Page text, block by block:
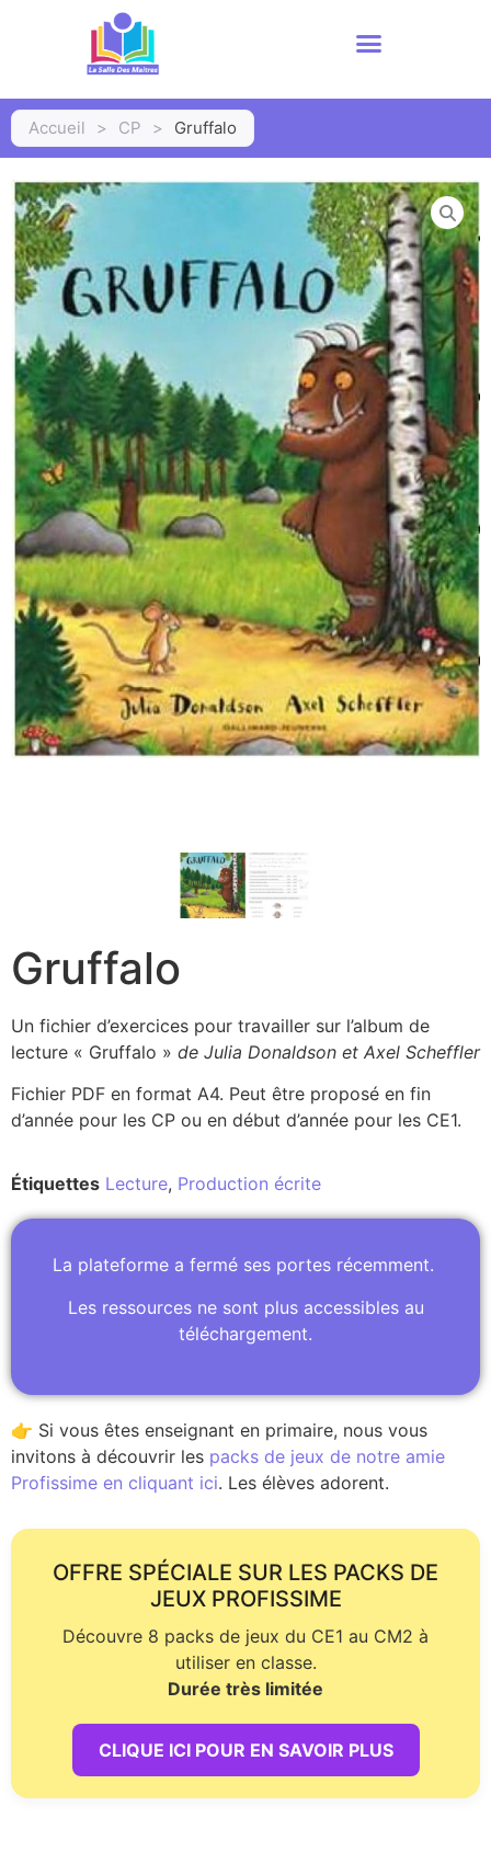
Accueil > CP > Gruffalo
Gruffalo
Un fichier d’exercices pour travailler sur l’album de
lecture « Gruffalo » de Julia Donaldson et Axel Scheffler
Fichier PDF en format A4. Peut être proposé en fin
d’année pour les CP ou en début d’année pour les CE1.
Étiquettes Lecture, Production écrite
La plateforme a fermé ses portes récemment.
Les ressources ne sont plus accessibles au
téléchargement.
👉 Si vous êtes enseignant en primaire, nous vous
invitons à découvrir les packs de jeux de notre amie
Profissime en cliquant ici. Les élèves adorent.
OFFRE SPÉCIALE SUR LES PACKS DE
JEUX PROFISSIME
Découvre 8 packs de jeux du CE1 au CM2 à
utiliser en classe.
Durée très limitée
CLIQUE ICI POUR EN SAVOIR PLUS